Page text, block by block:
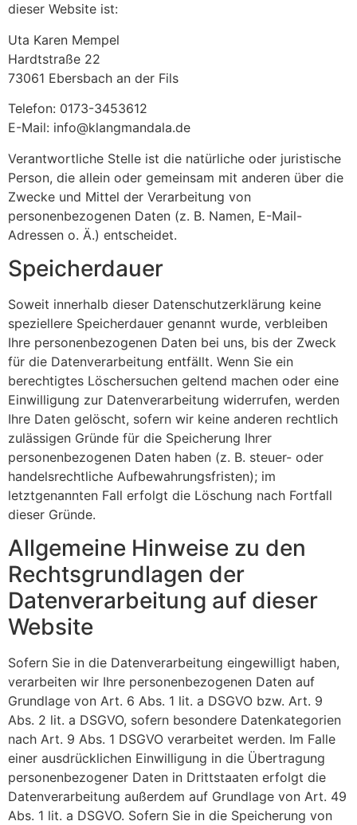
dieser Website ist:
Uta Karen Mempel
Hardtstraße 22
73061 Ebersbach an der Fils
Telefon: 0173-3453612
E-Mail: info@klangmandala.de
Verantwortliche Stelle ist die natürliche oder juristische
Person, die allein oder gemeinsam mit anderen über die
Zwecke und Mittel der Verarbeitung von
personenbezogenen Daten (z. B. Namen, E-Mail-
Adressen o. Ä.) entscheidet.
Speicherdauer
Soweit innerhalb dieser Datenschutzerklärung keine
speziellere Speicherdauer genannt wurde, verbleiben
Ihre personenbezogenen Daten bei uns, bis der Zweck
für die Datenverarbeitung entfällt. Wenn Sie ein
berechtigtes Löschersuchen geltend machen oder eine
Einwilligung zur Datenverarbeitung widerrufen, werden
Ihre Daten gelöscht, sofern wir keine anderen rechtlich
zulässigen Gründe für die Speicherung Ihrer
personenbezogenen Daten haben (z. B. steuer- oder
handelsrechtliche Aufbewahrungsfristen); im
letztgenannten Fall erfolgt die Löschung nach Fortfall
dieser Gründe.
Allgemeine Hinweise zu den
Rechtsgrundlagen der
Datenverarbeitung auf dieser
Website
Sofern Sie in die Datenverarbeitung eingewilligt haben,
verarbeiten wir Ihre personenbezogenen Daten auf
Grundlage von Art. 6 Abs. 1 lit. a DSGVO bzw. Art. 9
Abs. 2 lit. a DSGVO, sofern besondere Datenkategorien
nach Art. 9 Abs. 1 DSGVO verarbeitet werden. Im Falle
einer ausdrücklichen Einwilligung in die Übertragung
personenbezogener Daten in Drittstaaten erfolgt die
Datenverarbeitung außerdem auf Grundlage von Art. 49
Abs. 1 lit. a DSGVO. Sofern Sie in die Speicherung von